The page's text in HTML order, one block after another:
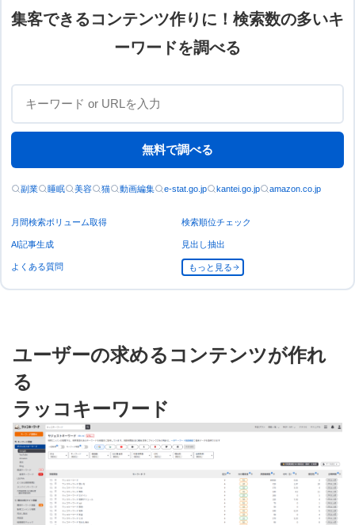
集客できるコンテンツ作りに！検索数の多いキ
ーワードを調べる
無料で調べる
副業 睡眠 美容 猫 動画編集 e-stat.go.jp kantei.go.jp amazon.co.jp
月間検索ボリューム取得 検索順位チェック
AI記事生成 見出し抽出
よくある質問 もっと見る
ユーザーの求めるコンテンツが作れ
る
ラッコキーワード